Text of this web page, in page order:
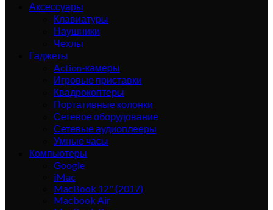
Аксессуары
Клавиатуры
Наушники
Чехлы
Гаджеты
Action-камеры
Игровые приставки
Квадрокоптеры
Портативные колонки
Сетевое оборудование
Сетевые аудиоплееры
Умные часы
Компьютеры
Google
iMac
MacBook 12" (2017)
Macbook Air